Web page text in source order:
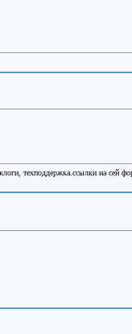
техподдержка.ссылки на сей